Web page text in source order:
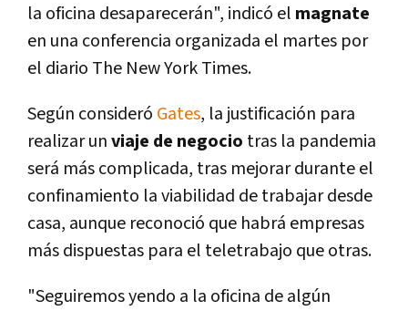
la oficina desaparecerán", indicó el magnate
en una conferencia organizada el martes por
el diario The New York Times.
Según consideró Gates, la justificación para
realizar unviaje de negocio tras la pandemia
será más complicada, tras mejorar durante el
confinamiento la viabilidad de trabajar desde
casa, aunque reconoció que habrá empresas
más dispuestas para el teletrabajo que otras.
"Seguiremos yendo a la oficina de algún